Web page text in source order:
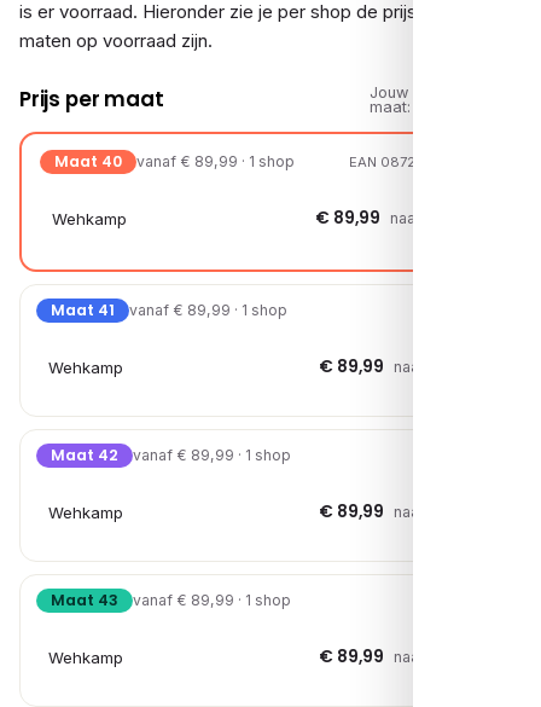
is er voorraad. Hieronder zie je per shop de prijs en welke
maten op voorraad zijn.
Prijs per maat
Jouw
maat:
Maat 40 vanaf € 89,99 · 1 shop EAN 08720251936188
Wehkamp € 89,99 naar shop →
Maat 41 vanaf € 89,99 · 1 shop
Wehkamp € 89,99 naar shop →
Maat 42 vanaf € 89,99 · 1 shop
Wehkamp € 89,99 naar shop →
Maat 43 vanaf € 89,99 · 1 shop
Wehkamp € 89,99 naar shop →